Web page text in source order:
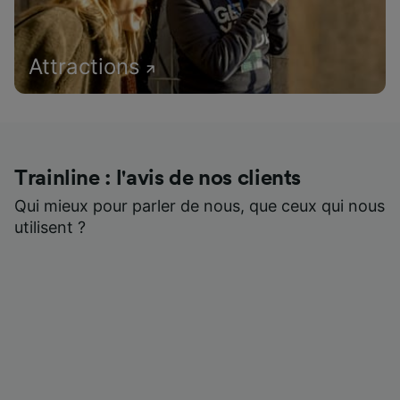
Attractions
Trainline : l'avis de nos clients
Qui mieux pour parler de nous, que ceux qui nous
utilisent ?